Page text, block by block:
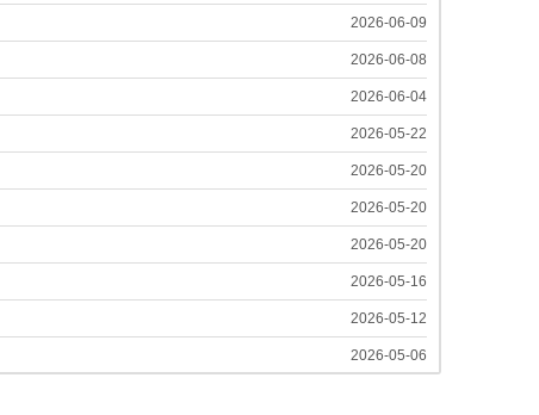
2026-06-09
2026-06-08
2026-06-04
2026-05-22
2026-05-20
2026-05-20
2026-05-20
2026-05-16
2026-05-12
2026-05-06